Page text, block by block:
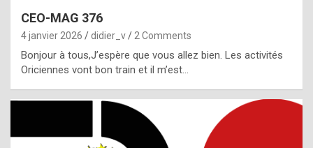
p
e
c
i
l
CEO-MAG 376
4 janvier 2026 didier_v 2 Comments
Bonjour à tous,J’espère que vous allez bien. Les activités
Oriciennes vont bon train et il m’est…